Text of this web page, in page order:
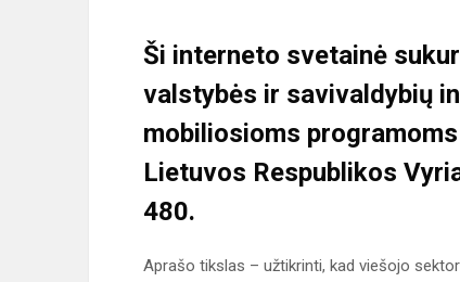
Ši interneto svetainė
valstybės ir savivaldybių
mobiliosioms
Lietuvos Respublikos
480.
Aprašo tikslas – užtikrinti, kad viešojo